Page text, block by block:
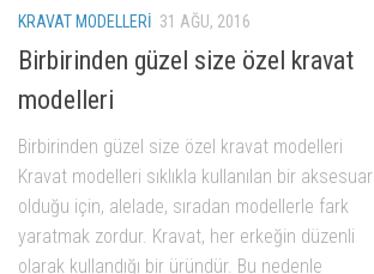
KRAVAT MODELLERI 31 AĞU, 2016
Birbirinden güzel size özel kravat
modelleri
Birbirinden güzel size özel kravat modelleri
Kravat modelleri sıklıkla kullanılan bir aksesuar
olduğu için, alelade, sıradan modellerle fark
yaratmak zordur. Kravat, her erkeğin düzenli
olarak kullandığı bir üründür. Bu nedenle